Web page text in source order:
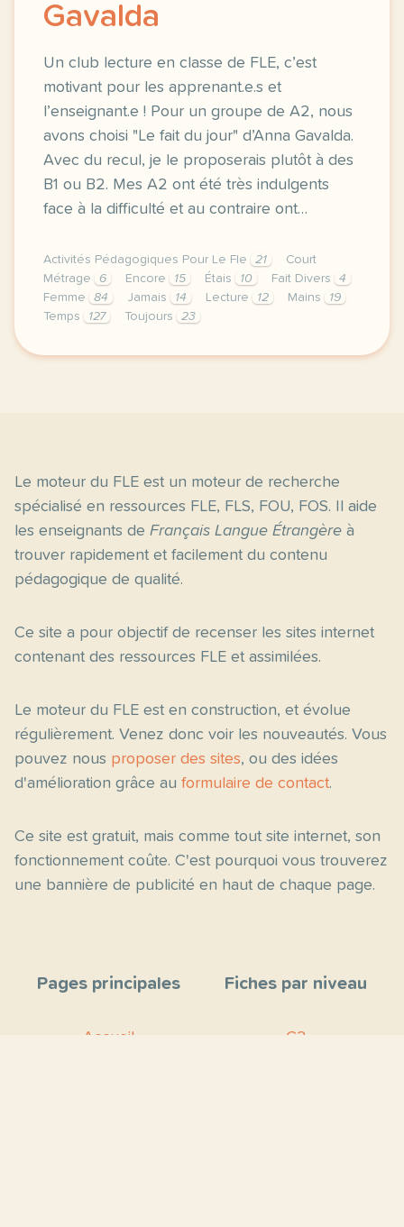
Gavalda
Un club lecture en classe de FLE, c’est
motivant pour les apprenant.e.s et
l’enseignant.e ! Pour un groupe de A2, nous
avons choisi "Le fait du jour" d’Anna Gavalda.
Avec du recul, je le proposerais plutôt à des
B1 ou B2. Mes A2 ont été très indulgents
face à la difficulté et au contraire ont…
Activités Pédagogiques Pour Le Fle 21
Court
Métrage
6 Encore 15 Étais 10 Fait Divers
4
Femme
84 Jamais 14 Lecture 12 Mains
19
Temps
127 Toujours 23
un club lecture en classe de fle c est motivant
Le moteur du FLE est un moteur de recherche
spécialisé en ressources FLE, FLS, FOU, FOS. Il aide
les enseignants de Français Langue Étrangère à
trouver rapidement et facilement du contenu
pédagogique de qualité.
Ce site a pour objectif de recenser les sites internet
contenant des ressources FLE et assimilées.
Le moteur du FLE est en construction, et évolue
régulièrement. Venez donc voir les nouveautés. Vous
pouvez nous proposer des sites, ou des idées
d'amélioration grâce au formulaire de contact.
Ce site est gratuit, mais comme tout site internet, son
fonctionnement coûte. C'est pourquoi vous trouverez
une bannière de publicité en haut de chaque page.
Pages principales
Accueil
Fiches par niveau
C2